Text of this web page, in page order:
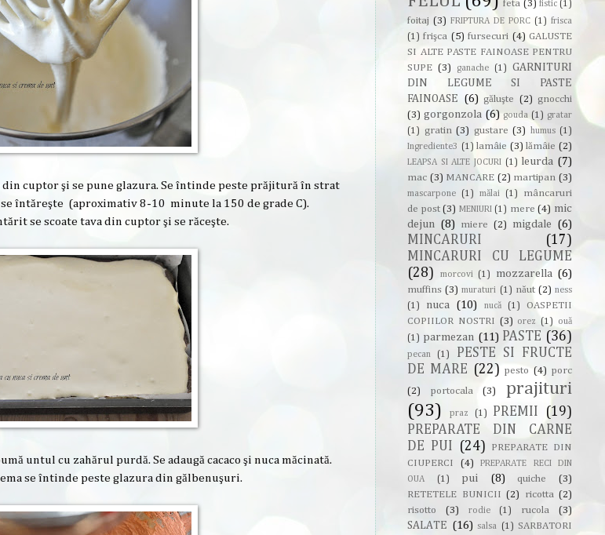
din cuptor şi se pune glazura. Se întinde peste prăjitură în strat
întăreşte (aproximativ 8-10 minute la 150 de grade C).
se scoate tava din cuptor şi se răceşte.
untul cu zahărul purdă. Se adaugă cacaco şi nuca măcinată.
se întinde peste glazura din gălbenuşuri.
feta (3) fistic (1)
foitaj (3) FRIPTURA DE PORC (1) frisca
(1) frişca (5) fursecuri (4) GALUSTE
SI ALTE PASTE FAINOASE PENTRU
SUPE (3) ganache (1)
GARNITURI
DIN LEGUME SI PASTE
FAINOASE
(6) găluşte (2)
gnocchi
(3) gorgonzola (6) gouda (1) gratar
(1) gratin (3) gustare (3) humus (1)
Ingrediente3 (1) lamâie (3) lămâie (2)
LEAPSA SI ALTE JOCURI (1) leurda (7)
mac (3) MANCARE (2) martipan (3)
mascarpone (1) mălai (1)
mâncaruri
de post (3) MENIURI (1) mere (4) mic
dejun
(8) miere (2) migdale (6)
MINCARURI
(17)
MINCARURI CU LEGUME
(28)
morcovi (1) mozzarella (6)
muffins (3) muraturi (1) năut (2) ness
(1)
nuca (10) nucă (1)
OASPETII
COPIILOR NOSTRI (3) orez (1)
ouă
(1) parmezan (11) PASTE (36)
pecan (1)
PESTE SI FRUCTE
DE MARE (22) pesto (4) porc
(2)
portocala (3)
prajituri
(93)
praz (1) PREMII
(19)
PREPARATE DIN CARNE
DE PUI
(24)
PREPARATE DIN
CIUPERCI
(4)
PREPARATE RECI DIN
OUA
(1) pui (8) quiche
(3)
RETETELE BUNICII (2) ricotta (2)
risotto
(3) rodie (1) rucola (3)
SALATE (16) salsa (1) SARBATORI